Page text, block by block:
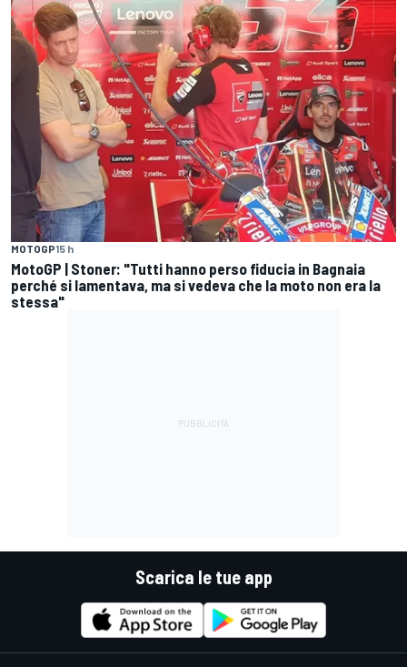
MOTOGP15 h
MotoGP | Stoner: "Tutti hanno perso fiducia in Bagnaia
perché si lamentava, ma si vedeva che la moto non era la
stessa"
Scarica le tue app